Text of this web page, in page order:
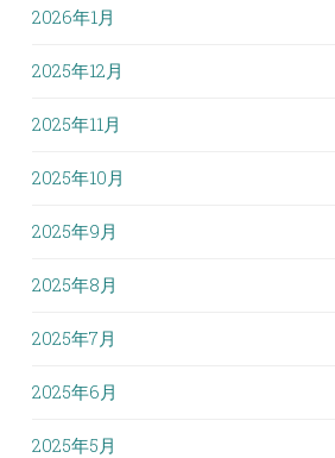
2026年1月
2025年12月
2025年11月
2025年10月
2025年9月
2025年8月
2025年7月
2025年6月
2025年5月